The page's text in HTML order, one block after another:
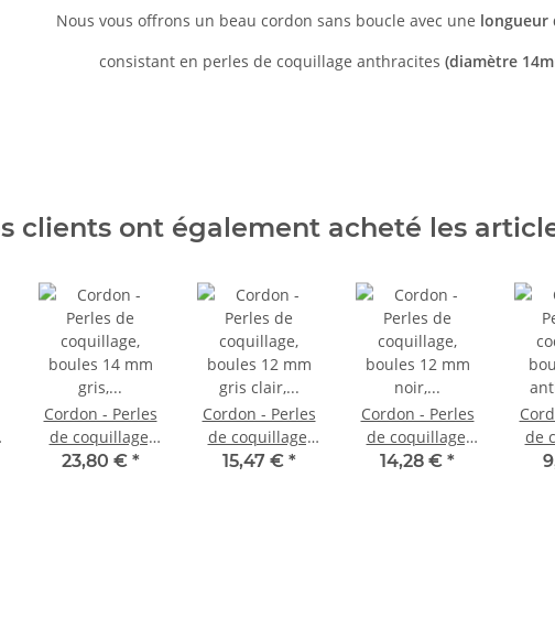
Nous vous offrons un beau cordon sans boucle avec une longueur
consistant en perles de coquillage anthracites (diamètre
clients ont également acheté les
Cordon - Perles
de coquillage,
boules 14 mm
23,80 € *
Cordon - Perles
de coquillage,
boules 12 mm
15,47 € *
Cordon - Perles
de coquillage,
boules 12 mm
14,28 € *
de